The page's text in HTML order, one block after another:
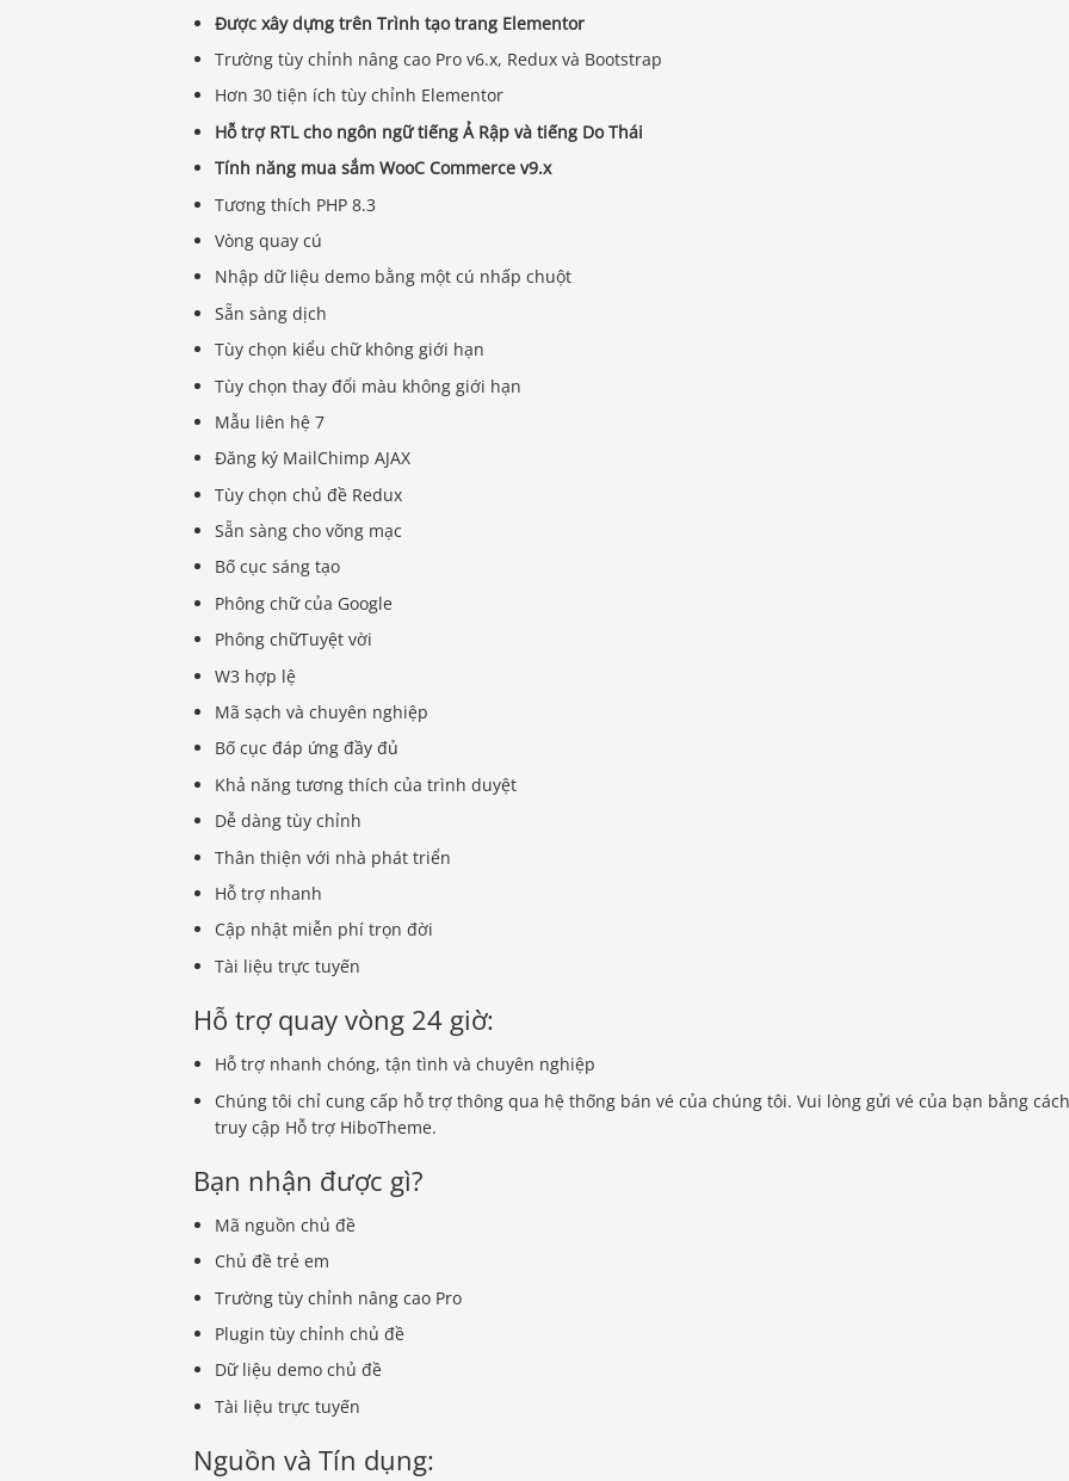
Được xây dựng trên Trình tạo trang Elementor
Trường tùy chỉnh nâng cao Pro v6.x, Redux và Bootstrap
Hơn 30 tiện ích tùy chỉnh Elementor
Hỗ trợ RTL cho ngôn ngữ tiếng Ả Rập và tiếng Do Thái
Tính năng mua sắm WooC Commerce v9.x
Tương thích PHP 8.3
Vòng quay cú
Nhập dữ liệu demo bằng một cú nhấp chuột
Sẵn sàng dịch
Tùy chọn kiểu chữ không giới hạn
Tùy chọn thay đổi màu không giới hạn
Mẫu liên hệ 7
Đăng ký MailChimp AJAX
Tùy chọn chủ đề Redux
Sẵn sàng cho võng mạc
Bố cục sáng tạo
Phông chữ của Google
Phông chữTuyệt vời
W3 hợp lệ
Mã sạch và chuyên nghiệp
Bố cục đáp ứng đầy đủ
Khả năng tương thích của trình duyệt
Dễ dàng tùy chỉnh
Thân thiện với nhà phát triển
Hỗ trợ nhanh
Cập nhật miễn phí trọn đời
Tài liệu trực tuyến
Hỗ trợ quay vòng 24 giờ:
Hỗ trợ nhanh chóng, tận tình và chuyên nghiệp
Chúng tôi chỉ cung cấp hỗ trợ thông qua hệ thống bán vé của chúng tôi. Vui lòng gửi vé của bạn bằng
truy cập Hỗ trợ HiboTheme.
Bạn nhận được gì?
Mã nguồn chủ đề
Chủ đề trẻ em
Trường tùy chỉnh nâng cao Pro
Plugin tùy chỉnh chủ đề
Dữ liệu demo chủ đề
Tài liệu trực tuyến
Nguồn và Tín dụng: